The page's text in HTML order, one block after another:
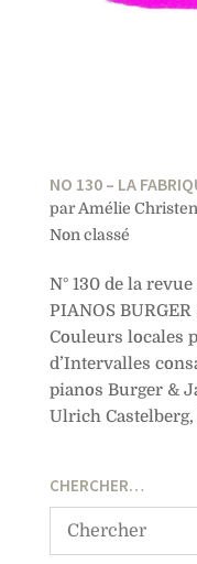
NO 130 – LA
parAmélie Christen
Non classé
N° 130 de la
PIANOS
Couleurs locales
d’Intervalles
pianos Burger &
Ulrich Castelberg,
CHERCHER…